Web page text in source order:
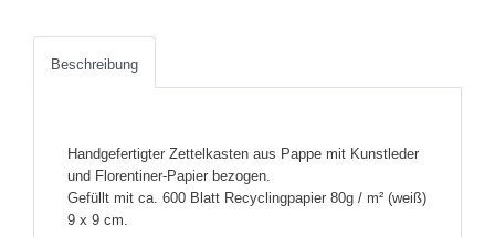
Beschreibung
Handgefertigter Zettelkasten aus Pappe mit Kunstleder
und Florentiner-Papier bezogen.
Gefüllt mit ca. 600 Blatt Recyclingpapier 80g / m² (weiß)
9 x 9 cm.